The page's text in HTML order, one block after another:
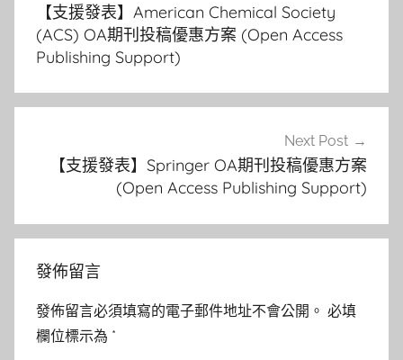
【支援發表】American Chemical Society
(ACS) OA期刊投稿優惠方案 (Open Access
Publishing Support)
Next Post
【支援發表】Springer OA期刊投稿優惠方案
(Open Access Publishing Support)
發佈留言
發佈留言必須填寫的電子郵件地址不會公開。 必填
欄位標示為 *